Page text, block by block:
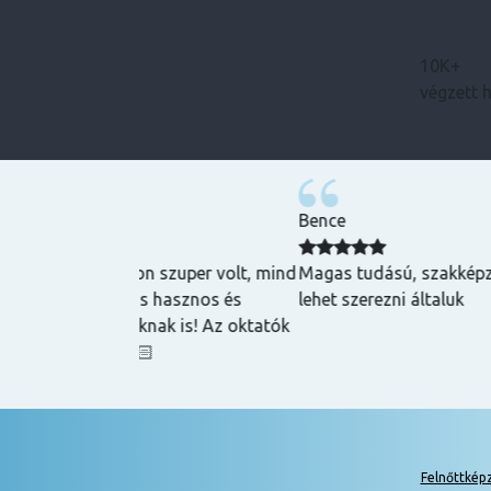
10K+
végzett
Magas tudású, szakképzett emberek
lehet szerezni általuk